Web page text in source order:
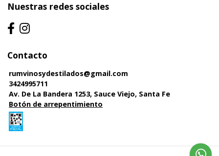
Nuestras redes sociales
Contacto
rumvinosydestilados@gmail.com
3424995711
Av. De La Bandera 1253, Sauce Viejo, Santa Fe
Botón de arrepentimiento